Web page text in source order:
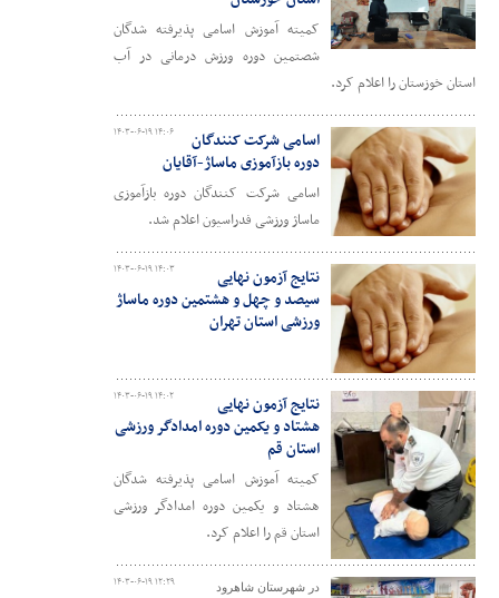
کمیته آموزش اسامی پذیرفته شدگان
شصتمین دوره ورزش درمانی در آب
استان خوزستان را اعلام کرد.
۱۴۰۳-۰۶-۱۹ ۱۴:۰۶
اسامی شرکت کنندگان
دوره بازآموزی ماساژ-آقایان
اسامی شرکت کنندگان دوره بازآموزی
ماساژ ورزشی فدراسیون اعلام شد.
۱۴۰۳-۰۶-۱۹ ۱۴:۰۳
نتایج آزمون نهایی
سیصد و چهل و هشتمین دوره ماساژ
ورزشی استان تهران
۱۴۰۳-۰۶-۱۹ ۱۴:۰۲
نتایج آزمون نهایی
هشتاد و یکمین دوره امدادگر ورزشی
استان قم
کمیته آموزش اسامی پذیرفته شدگان
هشتاد و یکمین دوره امدادگر ورزشی
استان قم را اعلام کرد.
۱۴۰۳-۰۶-۱۹ ۱۲:۲۹
در شهرستان شاهرود